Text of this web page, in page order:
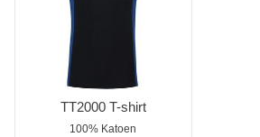
TT2000 T-shirt
100% Katoen